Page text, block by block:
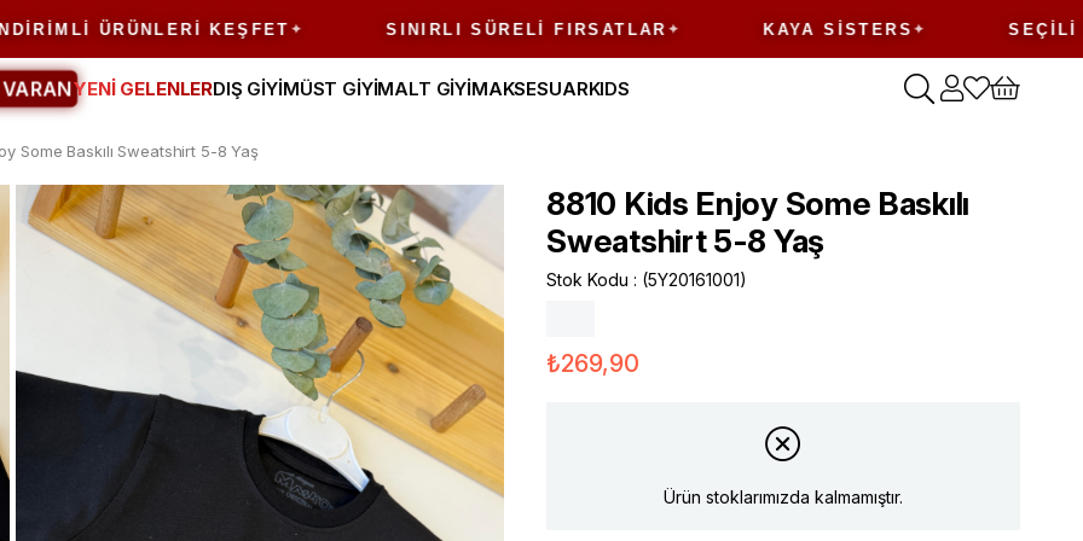
ÜRÜNLERI KEŞFET SINIRLI SÜRELI FIRSATLAR KAYA SISTERS SEÇILI
VARAN YENİ GELENLERDIŞ GİYİMÜST GİYİMALT GİYİMAKSESUARKIDS
Some Baskılı Sweatshirt 5-8 Yaş
8810 Kids Enjoy Some Baskılı
Sweatshirt 5-8 Yaş
Stok Kodu (5Y20161001)
₺269,90
Ürün stoklarımızda kalmamıştır.